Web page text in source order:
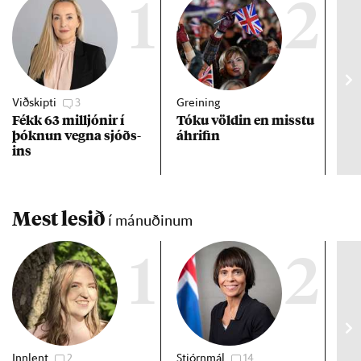
1
Viðskipti 3
Fékk 63 millj­ón­ir í
þókn­un vegna sjóðs­
ins
2
Greining
Tóku völd­in en misstu
áhrif­in
Mest lesið í mánuðinum
1
Innlent 2
2
Stjórnmál 14